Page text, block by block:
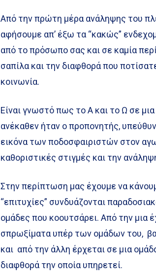
Από την πρώτη μέρα ανάληψης του
αφήσουμε απ’ έξω τα “κακώς”
από το πρόσωπο σας και σε καμία
σαπίλα και την διαφθορά που
κοινωνία.
Είναι γνωστό πως το Α και το Ω σε
ανέκαθεν ήταν ο προπονητής,
εικόνα των ποδοσφαιριστών στον
καθοριστικές στιγμές και την
Στην περίπτωση μας έχουμε να
“επιτυχίες” συνδυάζονται
ομάδες που κοουτσάρει. Από την μια
σπρωξίματα υπέρ των ομάδων του,
και από την άλλη έρχεται σε μια
διαφθορά την οποία υπηρετεί.